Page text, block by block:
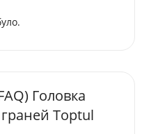
Головкa
Toptul